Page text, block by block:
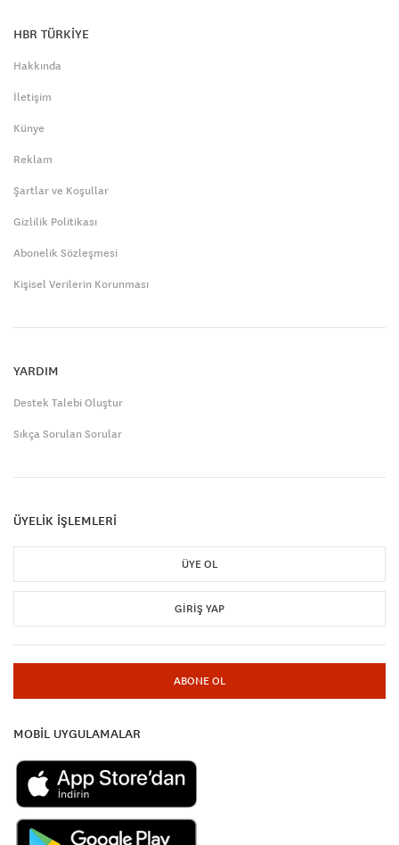
HBR TÜRKİYE
Hakkında
İletişim
Künye
Reklam
Şartlar ve Koşullar
Gizlilik Politikası
Abonelik Sözleşmesi
Kişisel Verilerin Korunması
YARDIM
Destek Talebi Oluştur
Sıkça Sorulan Sorular
ÜYELİK İŞLEMLERİ
ÜYE OL
GIRIŞ YAP
ABONE OL
MOBİL UYGULAMALAR